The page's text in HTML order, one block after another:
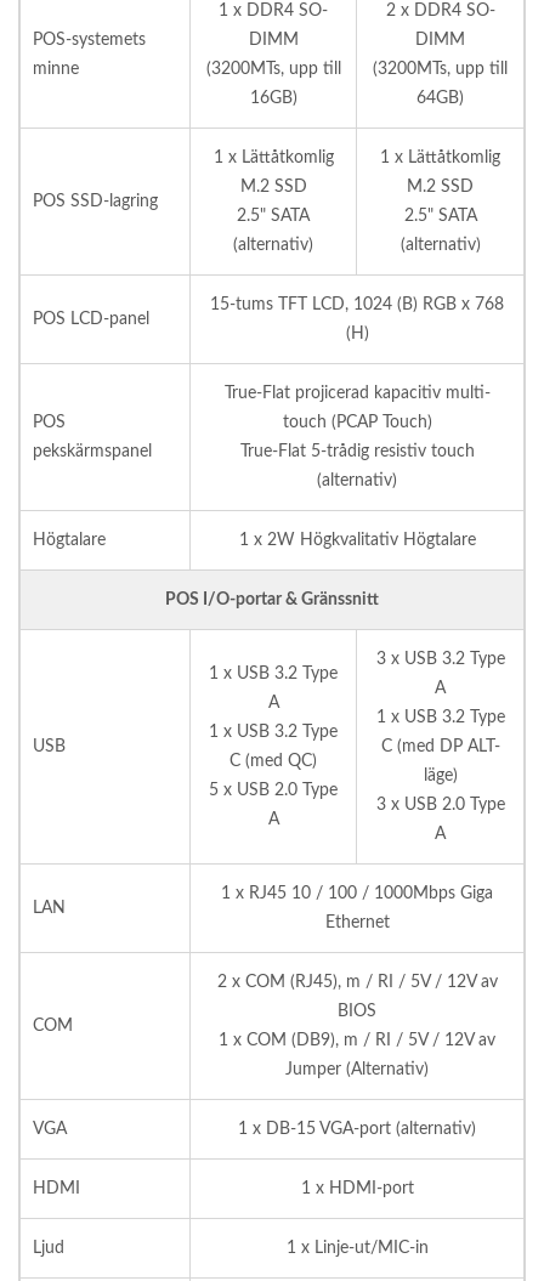
POS-systemets
minne
1 x DDR4 SO-
DIMM
(3200MTs, upp till
16GB)
2 x DDR4 SO-
DIMM
(3200MTs, upp till
64GB)
POS SSD-lagring
1 x Lättåtkomlig
M.2 SSD
2.5" SATA
(alternativ)
1 x Lättåtkomlig
M.2 SSD
2.5" SATA
(alternativ)
POS LCD-panel
15-tums TFT LCD, 1024 (B) RGB x 768
(H)
POS
pekskärmspanel
True-Flat projicerad kapacitiv multi-
touch (PCAP Touch)
True-Flat 5-trådig resistiv touch
(alternativ)
Högtalare 1 x 2W Högkvalitativ Högtalare
POS I/O-portar & Gränssnitt
USB
1 x USB 3.2 Type
A
1 x USB 3.2 Type
C (med QC)
5 x USB 2.0 Type
A
3 x USB 3.2 Type
A
1 x USB 3.2 Type
C (med DP ALT-
läge)
3 x USB 2.0 Type
A
LAN
1 x RJ45 10 / 100 / 1000Mbps Giga
Ethernet
COM
2 x COM (RJ45), m / RI / 5V / 12V av
BIOS
1 x COM (DB9), m / RI / 5V / 12V av
Jumper (Alternativ)
VGA 1 x DB-15 VGA-port (alternativ)
HDMI 1 x HDMI-port
Ljud 1 x Linje-ut/MIC-in